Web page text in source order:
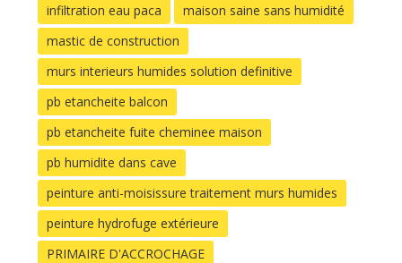
infiltration eau paca
maison saine sans humidité
mastic de construction
murs interieurs humides solution definitive
pb etancheite balcon
pb etancheite fuite cheminee maison
pb humidite dans cave
peinture anti-moisissure traitement murs humides
peinture hydrofuge extérieure
PRIMAIRE D'ACCROCHAGE